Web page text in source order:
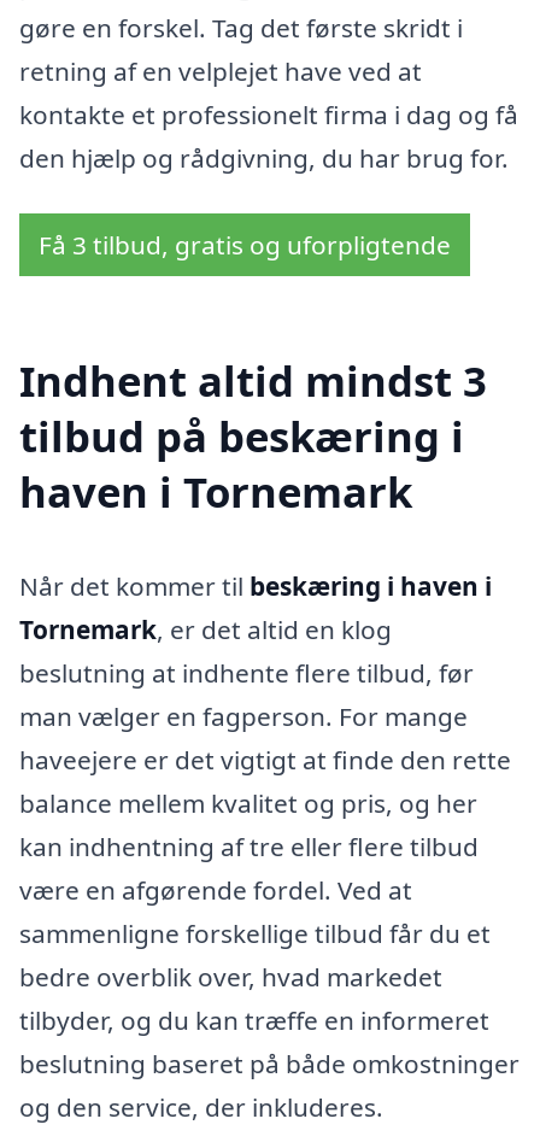
gøre en forskel. Tag det første skridt i
retning af en velplejet have ved at
kontakte et professionelt firma i dag og få
den hjælp og rådgivning, du har brug for.
Få 3 tilbud, gratis og uforpligtende
Indhent altid mindst 3
tilbud på beskæring i
haven i Tornemark
Når det kommer til beskæring i haven i
Tornemark, er det altid en klog
beslutning at indhente flere tilbud, før
man vælger en fagperson. For mange
haveejere er det vigtigt at finde den rette
balance mellem kvalitet og pris, og her
kan indhentning af tre eller flere tilbud
være en afgørende fordel. Ved at
sammenligne forskellige tilbud får du et
bedre overblik over, hvad markedet
tilbyder, og du kan træffe en informeret
beslutning baseret på både omkostninger
og den service, der inkluderes.